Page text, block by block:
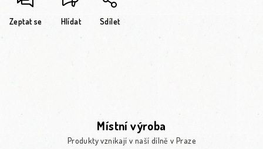
Zeptat se Hlídat Sdílet
Místní výroba
Produkty vznikají v naší dílně v Praze